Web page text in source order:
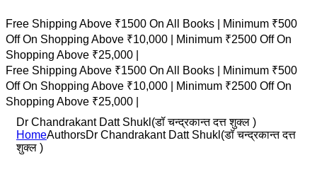
Free Shipping Above ₹1500 On All Books |
Minimum ₹500
Off On Shopping Above ₹10,000 |
Minimum ₹2500 Off On
Shopping Above ₹25,000 |
Free Shipping Above ₹1500 On All Books |
Minimum ₹500
Off On Shopping Above ₹10,000 |
Minimum ₹2500 Off On
Shopping Above ₹25,000 |
Dr Chandrakant Datt Shukl(डॉ चन्द्रकान्त दत्त शुक्ल )
HomeAuthorsDr Chandrakant Datt Shukl(डॉ चन्द्रकान्त दत्त
शुक्ल )